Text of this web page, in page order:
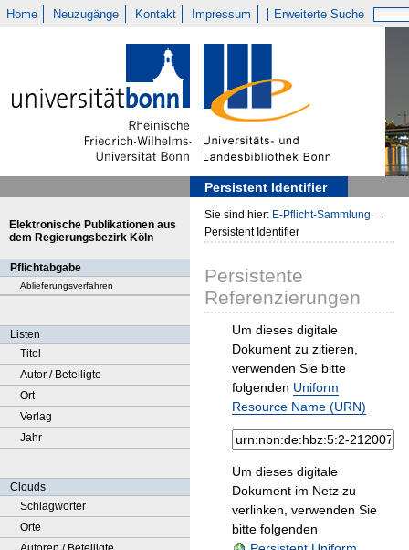
Home Neuzugänge Kontakt Impressum Erweiterte Suche
Persistent Identifier
Elektronische Publikationen aus
dem Regierungsbezirk Köln
Pflichtabgabe
Ablieferungsverfahren
Listen
Titel
Autor / Beteiligte
Ort
Verlag
Jahr
Clouds
Schlagwörter
Orte
Sie sind hier: E-Pflicht-Sammlung →
Persistent Identifier
Persistente
Referenzierungen
Um dieses digitale
Dokument zu zitieren,
verwenden Sie bitte
folgenden Uniform
Resource Name (URN)
Um dieses digitale
Dokument im Netz zu
verlinken, verwenden Sie
bitte folgenden